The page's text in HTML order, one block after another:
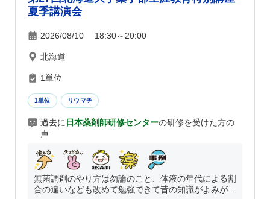
夏季講演会
2026/08/10 18:30～20:00
北海道
1単位
1単位 リウマチ
過去に 日本薬剤師研修センターの研修を受けた方の
声
無菌調剤のやり方は勿論のこと、体液の年代による割
合の違いなども改めて勉強できて昔の知識がよみが...